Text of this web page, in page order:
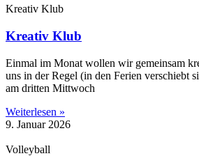
Kreativ Klub
Kreativ Klub
Einmal im Monat wollen wir gemeinsam
uns in der Regel (in den Ferien verschiebt
am dritten Mittwoch
Weiterlesen »
9. Januar 2026
Volleyball